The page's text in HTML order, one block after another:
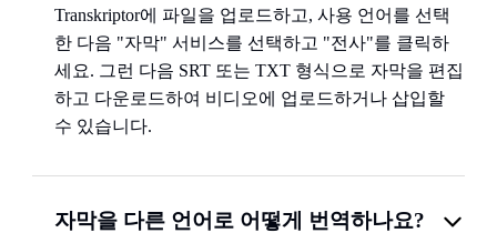
Transkriptor에 파일을 업로드하고, 사용 언어를 선택
한 다음 "자막" 서비스를 선택하고 "전사"를 클릭하
세요. 그런 다음 SRT 또는 TXT 형식으로 자막을 편집
하고 다운로드하여 비디오에 업로드하거나 삽입할
수 있습니다.
자막을 다른 언어로 어떻게 번역하나요?